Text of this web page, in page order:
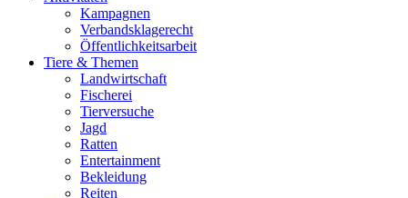
Kampagnen
Verbandsklagerecht
Öffentlichkeitsarbeit
Tiere & Themen
Landwirtschaft
Fischerei
Tierversuche
Jagd
Ratten
Entertainment
Bekleidung
Reiten